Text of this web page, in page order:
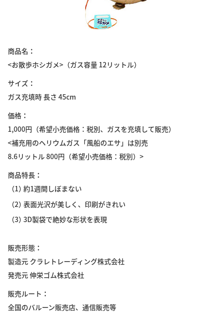
商品名
<お散歩ホシガメ>（ガス容量 12リットル）
サイズ
ガス充填時 長さ 45cm
価格
1,000円（希望小売価格：税別、ガスを充填して販売）
<補充用のヘリウムガス「風船のエサ」は別売
8.6リットル 800円（希望小売価格：税別）>
商品特長
（1）約1週間しぼまない
（2）表面光沢が美しく、印刷がきれい
（3）3D製袋で絶妙な形状を表現
販売形態
製造元 クラレトレーディング株式会社
発売元 伸栄ゴム株式会社
販売ルート
全国のバルーン販売店、通信販売等